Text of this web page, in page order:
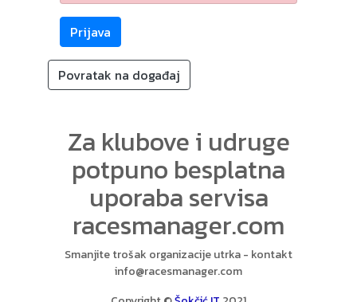
Povratak na događaj
Za klubove i udruge
potpuno besplatna
uporaba servisa
racesmanager.com
Smanjite trošak organizacije utrka - kontakt
info@racesmanager.com